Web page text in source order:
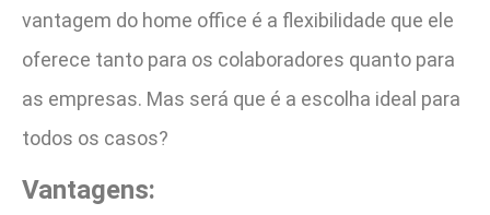
vantagem do home office é a flexibilidade que ele
oferece tanto para os colaboradores quanto para
as empresas. Mas será que é a escolha ideal para
todos os casos?
Vantagens: